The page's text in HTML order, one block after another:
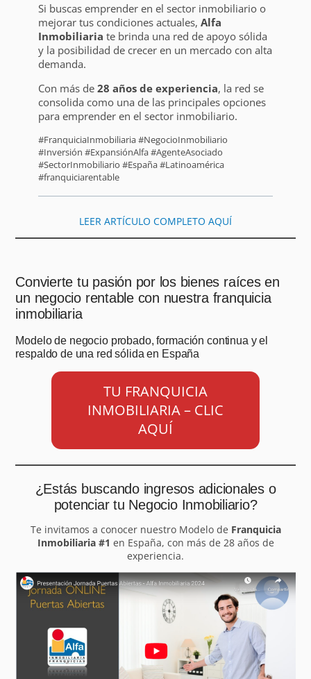
Si buscas emprender en el sector inmobiliario o
mejorar tus condiciones actuales, Alfa
Inmobiliaria te brinda una red de apoyo sólida
y la posibilidad de crecer en un mercado con alta
demanda.
Con más de 28 años de experiencia, la red se
consolida como una de las principales opciones
para emprender en el sector inmobiliario.
#FranquiciaInmobiliaria #NegocioInmobiliario
#Inversión #ExpansiónAlfa #AgenteAsociado
#SectorInmobiliario #España #Latinoamérica
#franquiciarentable
LEER ARTÍCULO COMPLETO AQUÍ
Convierte tu pasión por los bienes raíces en
un negocio rentable con nuestra franquicia
inmobiliaria
Modelo de negocio probado, formación continua y el
respaldo de una red sólida en España
TU FRANQUICIA
INMOBILIARIA – CLIC
AQUÍ
¿Estás buscando ingresos adicionales o
potenciar tu Negocio Inmobiliario?
Te invitamos a conocer nuestro Modelo de Franquicia
Inmobiliaria #1 en España, con más de 28 años de
experiencia.